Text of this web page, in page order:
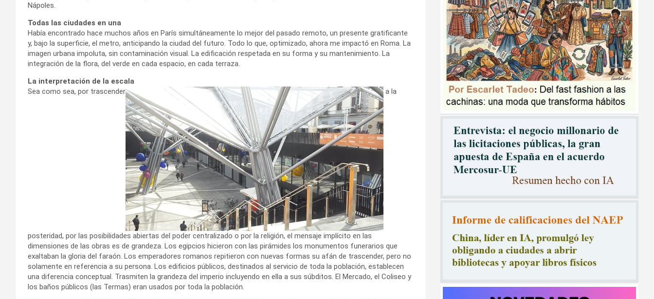
Nápoles.
Todas las ciudades en una
Había encontrado hace muchos años en París simultáneamente lo mejor del pasado remoto, un presente gratificante
y, bajo la superficie, el metro, anticipando la ciudad del futuro. Todo lo que, optimizado, ahora me impactó en Roma. La
imagen urbana impoluta, sin contaminación visual. La edificación respetada en su forma y su mantenimiento. La
integración de la flora, del verde en cada espacio, en cada terraza.
La interpretación de la escala
Sea como sea, por trascender
a la
posteridad, por las posibilidades abiertas del poder centralizado o por la religión, el mensaje implícito en las
dimensiones de las obras es de grandeza. Los egipcios hicieron con las pirámides los monumentos funerarios que
exaltaban la gloria del faraón. Los emperadores romanos repitieron con nuevas formas su afán de trascender, pero no
solamente en referencia a su persona. Los edificios públicos, destinados al servicio de toda la población, establecen
una diferencia conceptual. Trasmiten la grandeza del imperio incluyendo en ella a sus súbditos. El Mercado, el Coliseo y
los baños públicos (las Termas) eran usados por toda la población.